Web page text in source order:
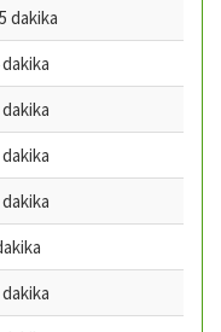
dakika